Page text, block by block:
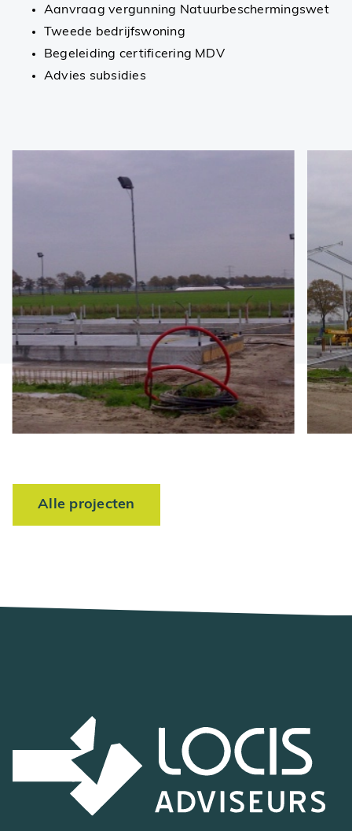
Aanvraag vergunning Natuurbeschermingswet
Tweede bedrijfswoning
Begeleiding certificering MDV
Advies subsidies
Alle projecten